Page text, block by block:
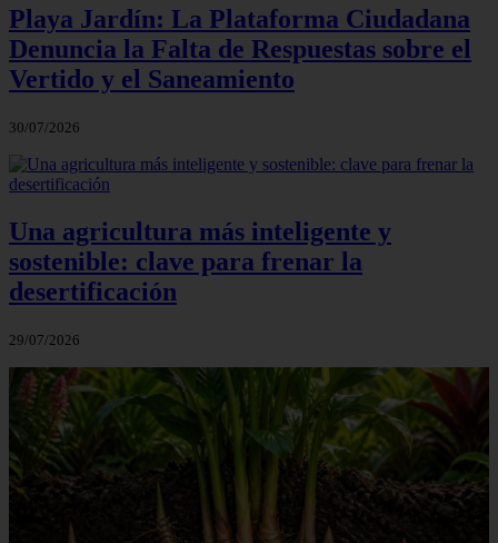
Playa Jardín: La Plataforma Ciudadana
Denuncia la Falta de Respuestas sobre el
Vertido y el Saneamiento
30/07/2026
Una agricultura más inteligente y
sostenible: clave para frenar la
desertificación
29/07/2026